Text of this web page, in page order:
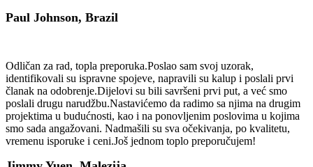
Paul Johnson, Brazil
Odličan za rad, topla preporuka.Poslao sam svoj uzorak,
identifikovali su ispravne spojeve, napravili su kalup i poslali prvi
članak na odobrenje.Dijelovi su bili savršeni prvi put, a već smo
poslali drugu narudžbu.Nastavićemo da radimo sa njima na drugim
projektima u budućnosti, kao i na ponovljenim poslovima u kojima
smo sada angažovani. Nadmašili su sva očekivanja, po kvalitetu,
vremenu isporuke i ceni.Još jednom toplo preporučujem!